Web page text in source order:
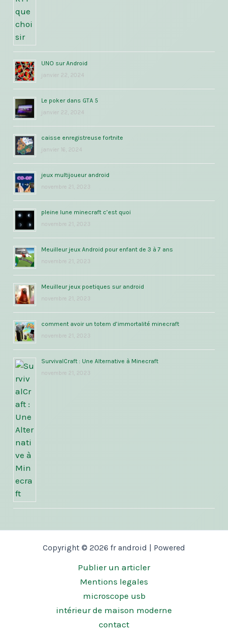
UNO sur Android
janvier 22, 2024
Le poker dans GTA 5
janvier 22, 2024
caisse enregistreuse fortnite
janvier 16, 2024
jeux multijoueur android
novembre 21, 2023
pleine lune minecraft c’est quoi
novembre 21, 2023
Meuilleur jeux Android pour enfant de 3 à 7 ans
novembre 21, 2023
Meuilleur jeux poetiques sur android
novembre 21, 2023
comment avoir un totem d’immortalité minecraft
novembre 21, 2023
SurvivalCraft : Une Alternative à Minecraft
novembre 21, 2023
Copyright © 2026 fr android | Powered
Publier un articler
Mentions legales
microscope usb
intérieur de maison moderne
contact